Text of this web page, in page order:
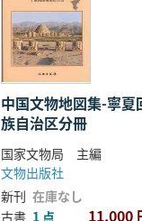
中国文物地図集-寧夏
族自治区分冊
国家文物局 主編
文物出版社
新刊 在庫なし
古書 1 点 11,000